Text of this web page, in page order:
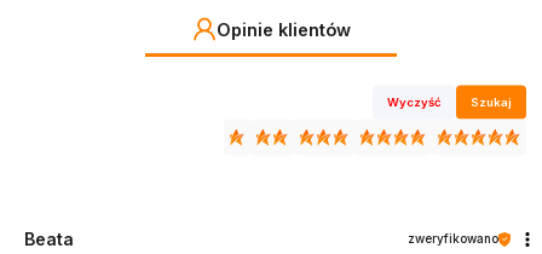
Opinie klientów
Wyczyść Szukaj
Beata zweryfikowano